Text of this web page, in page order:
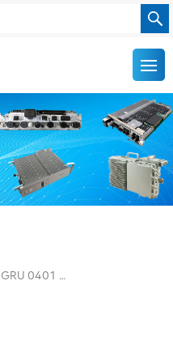
Unidade Receptora GPS Ericsson GRU 0401 NCD 901 65/1